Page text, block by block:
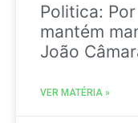
Politica:
mantém
João
VER MATÉRIA »